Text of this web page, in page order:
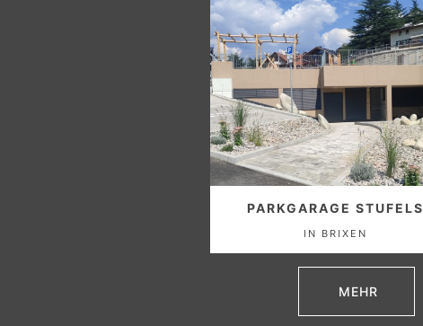
PARKGARAGE STUFELS
IN BRIXEN
MEHR